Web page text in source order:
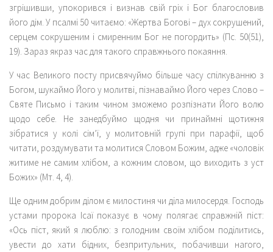
згрішивши, упокорився і визнав свій гріх і Бог благословив
його дім. У псалмі 50 читаємо: «Жертва Богові – дух сокрушений,
серцем сокрушеним і смиренним Бог не погордить» (Пс. 50(51),
19). Зараз якраз час для такого справжнього покаяння.
У час Великого посту присвячуймо більше часу спілкуванню з
Богом, шукаймо Його у молитві, пізнаваймо Його через Слово –
Святе Письмо і таким чином зможемо розпізнати Його волю
щодо себе. Не занедбуймо щодня чи принаймні щотижня
зібратися у колі сім’ї, у молитовній групі при парафії, щоб
читати, роздумувати та молитися Словом Божим, адже «чоловік
житиме не самим хлібом, а кожним словом, що виходить з уст
Божих» (Мт. 4, 4).
Ще одним добрим ділом є милостиня чи діла милосердя. Господь
устами пророка Ісаї показує в чому полягає справжній піст:
«Ось піст, який я люблю: з голодним своїм хлібом поділитись,
увести до хати бідних, безпритульних, побачивши нагого,